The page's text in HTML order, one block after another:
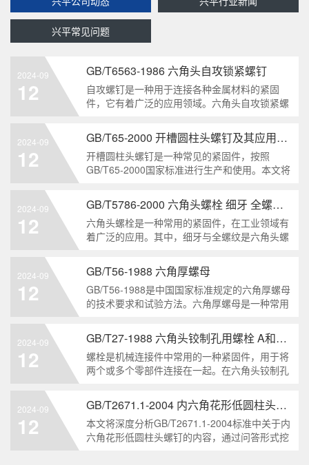
兴平常见问题
2024-09
12
GB/T6563-1986 六角头自攻锁紧螺钉
自攻螺钉是一种用于连接各种金属材料的紧固
件，它有着广泛的应用领域。六角头自攻锁紧螺
标准。本文将深度分析这种螺钉的特点、应用以
及制造要求等相关知识点，为读者提供全面的了
解。1. 六角头自
2024-09
12
GB/T65-2000 开槽圆柱头螺钉及其应用领域
开槽圆柱头螺钉是一种常见的紧固件，按照
GB/T65-2000国家标准进行生产和使用。本文将
领域，帮助读者更好地了解和应用该种螺钉。什
么是GB/T65-2000 开槽圆柱头螺钉？GB/T65-
200
2024-09
12
GB/T5786-2000 六角头螺栓 细牙 全螺纹——工业重要性和特点
六角头螺栓是一种常用的紧固件，在工业领域有
着广泛的应用。其中，细牙与全螺纹是六角头螺
两个方面，对GB/T5786-2000标准下的六角头螺
栓 细牙 全螺纹进行深度分析和知识挖掘。什么
是GB/T57
2024-09
12
GB/T56-1988 六角厚螺母
GB/T56-1988是中国国家标准规定的六角厚螺母
的技术要求和试验方法。六角厚螺母是一种常用
用于需要更大的力矩和耐久性的紧固装配。六角
厚螺母的材料和制造工艺六角厚螺母通常由低碳
钢、中碳钢或合金钢
2024-09
12
GB/T27-1988 六角头铰制孔用螺栓 A和B级
螺栓是机械连接件中常用的一种紧固件，用于将
两个或多个零部件连接在一起。在六角头铰制孔
级和B级两种。下面我们来分析一下这两种级别
的螺栓有哪些区别。1. A级和B级的定义和标准
有什么不同?A级和B级是
2024-09
12
GB/T2671.1-2004 内六角花形低圆柱头螺钉
本文将深度分析GB/T2671.1-2004标准中关于内
六角花形低圆柱头螺钉的内容，通过问答形式挖